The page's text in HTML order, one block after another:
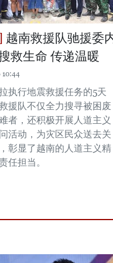
越南救援队驰援委
救生命 传递温暖
执行地震救援任务的5天
援队不仅全力搜寻被困废
者，还积极开展人道主义
活动，为灾区民众送去关
彰显了越南的人道主义精
任担当。